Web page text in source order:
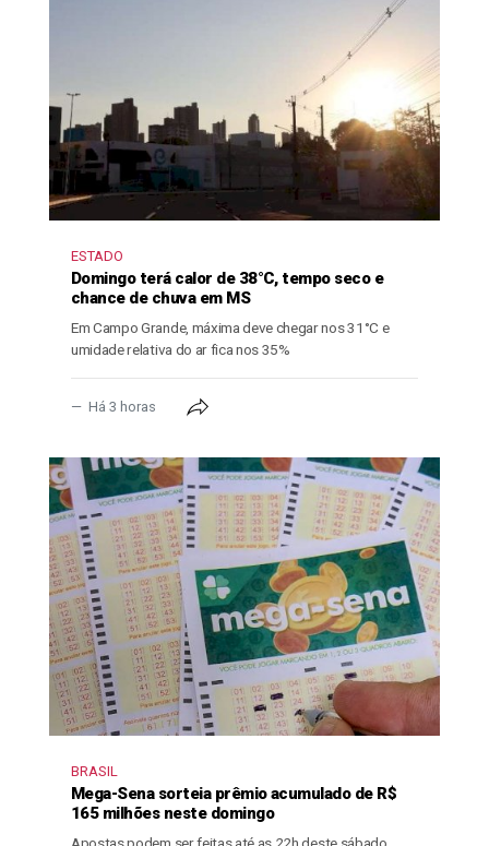
ESTADO
Domingo terá calor de 38°C, tempo seco e
chance de chuva em MS
Em Campo Grande, máxima deve chegar nos 31°C e
umidade relativa do ar fica nos 35%
Há 3 horas
BRASIL
Mega-Sena sorteia prêmio acumulado de R$
165 milhões neste domingo